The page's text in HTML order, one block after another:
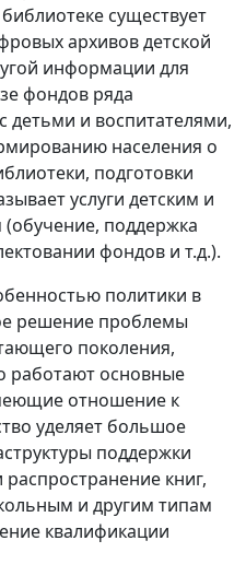
существует
архивов детской
информации для
фондов ряда
детьми и воспитателями,
населения о
подготовки
услуги детским и
поддержка
фондов и т.д.).
политики в
решение проблемы
поколения,
работают основные
отношение к
уделяет большое
поддержки
книг,
и другим типам
квалификации